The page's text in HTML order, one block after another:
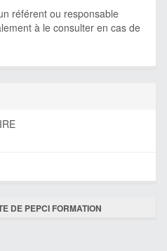
référent ou responsable
à le consulter en cas de
DE PEPCI FORMATION